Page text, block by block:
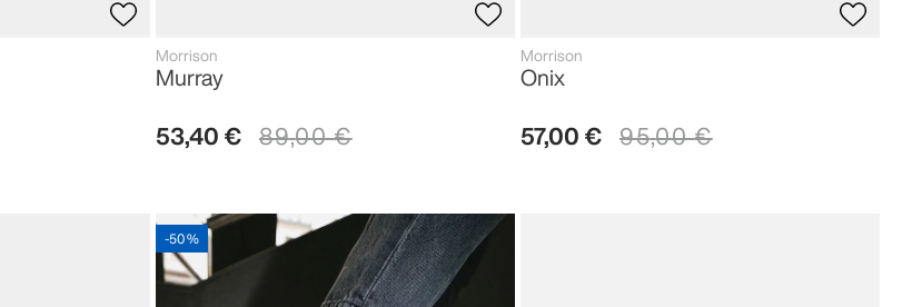
Morrison
Murray
53,40 € 89,00 €
Morrison
Onix
57,00 € 95,00 €
-50 %